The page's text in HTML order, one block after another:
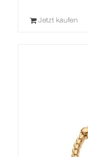
Jetzt kaufen